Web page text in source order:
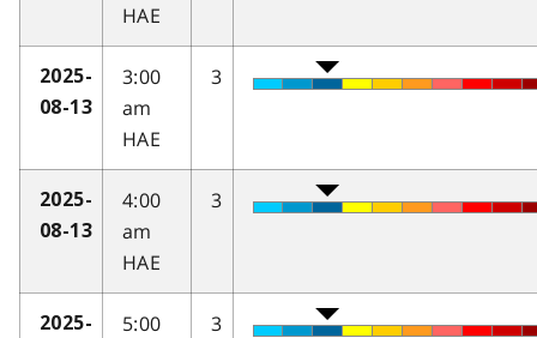
HAE
2025-
08-13
3:00
am
HAE
3
2025-
08-13
4:00
am
HAE
3
2025-
5:00
3